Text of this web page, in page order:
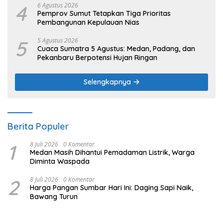
4 6 Agustus 2026
Pemprov Sumut Tetapkan Tiga Prioritas
Pembangunan Kepulauan Nias
5 5 Agustus 2026
Cuaca Sumatra 5 Agustus: Medan, Padang, dan
Pekanbaru Berpotensi Hujan Ringan
Selengkapnya
Berita Populer
1 8 Juli 2026 0 Komentar
Medan Masih Dihantui Pemadaman Listrik, Warga
Diminta Waspada
2 8 Juli 2026 0 Komentar
Harga Pangan Sumbar Hari Ini: Daging Sapi Naik,
Bawang Turun